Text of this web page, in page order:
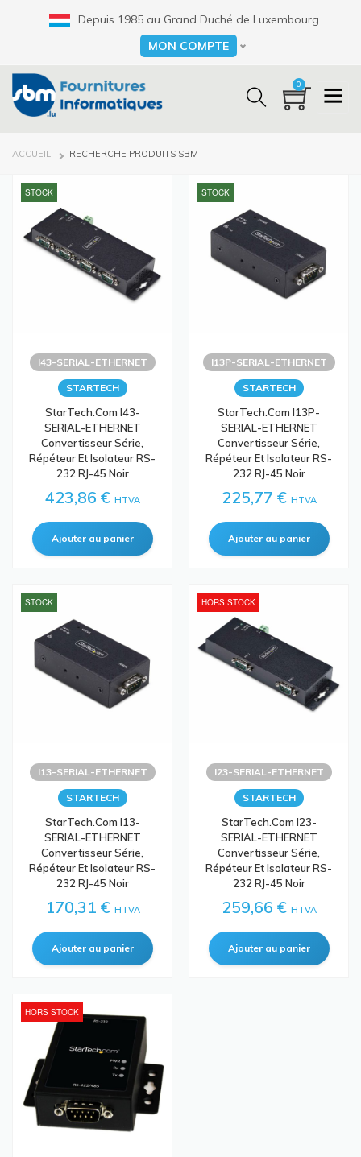
Depuis 1985 au Grand Duché de Luxembourg
Select your language
MON COMPTE
0
FIL
ACCUEIL RECHERCHE PRODUITS SBM
STOCK
I43-SERIAL-ETHERNET
STARTECH
StarTech.com I43-
SERIAL-ETHERNET
Convertisseur Série,
Répéteur Et Isolateur RS-
232 RJ-45 Noir
423,86 € HTVA
STOCK
I13P-SERIAL-ETHERNET
STARTECH
StarTech.com I13P-
SERIAL-ETHERNET
Convertisseur Série,
Répéteur Et Isolateur RS-
232 RJ-45 Noir
225,77 € HTVA
STOCK
I13-SERIAL-ETHERNET
STARTECH
StarTech.com I13-
SERIAL-ETHERNET
Convertisseur Série,
Répéteur Et Isolateur RS-
232 RJ-45 Noir
170,31 € HTVA
HORS STOCK
I23-SERIAL-ETHERNET
STARTECH
StarTech.com I23-
SERIAL-ETHERNET
Convertisseur Série,
Répéteur Et Isolateur RS-
232 RJ-45 Noir
259,66 € HTVA
HORS STOCK